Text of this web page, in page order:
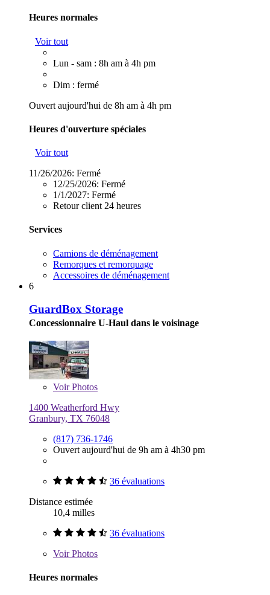
Heures normales
Voir tout
Lun - sam : 8h am à 4h pm
Dim : fermé
Ouvert aujourd'hui de 8h am à 4h pm
Heures d'ouverture spéciales
Voir tout
11/26/2026: Fermé
12/25/2026: Fermé
1/1/2027: Fermé
Retour client 24 heures
Services
Camions de déménagement
Remorques et remorquage
Accessoires de déménagement
6
GuardBox Storage
Concessionnaire U-Haul dans le voisinage
VoirPhotos
1400 Weatherford Hwy
Granbury, TX 76048
(817) 736-1746
Ouvert aujourd'hui de 9h am à 4h30 pm
36 évaluations
Distance estimée
10,4 milles
36 évaluations
VoirPhotos
Heures normales